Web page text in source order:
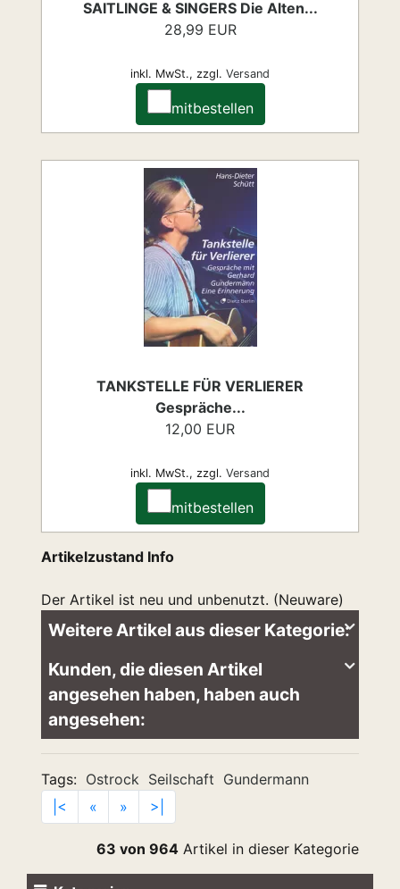
SAITLINGE & SINGERS Die Alten...
28,99 EUR
inkl. MwSt., zzgl. Versand
mitbestellen
TANKSTELLE FÜR VERLIERER
Gespräche...
12,00 EUR
inkl. MwSt., zzgl. Versand
mitbestellen
Artikelzustand Info
Der Artikel ist neu und unbenutzt. (Neuware)
Weitere Artikel aus dieser Kategorie:
Kunden, die diesen Artikel
angesehen haben, haben auch
angesehen:
Tags: Ostrock Seilschaft Gundermann
|<
« » >|
63 von 964 Artikel in dieser Kategorie